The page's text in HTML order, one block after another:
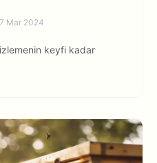
Mar 2024
keyfi kadar